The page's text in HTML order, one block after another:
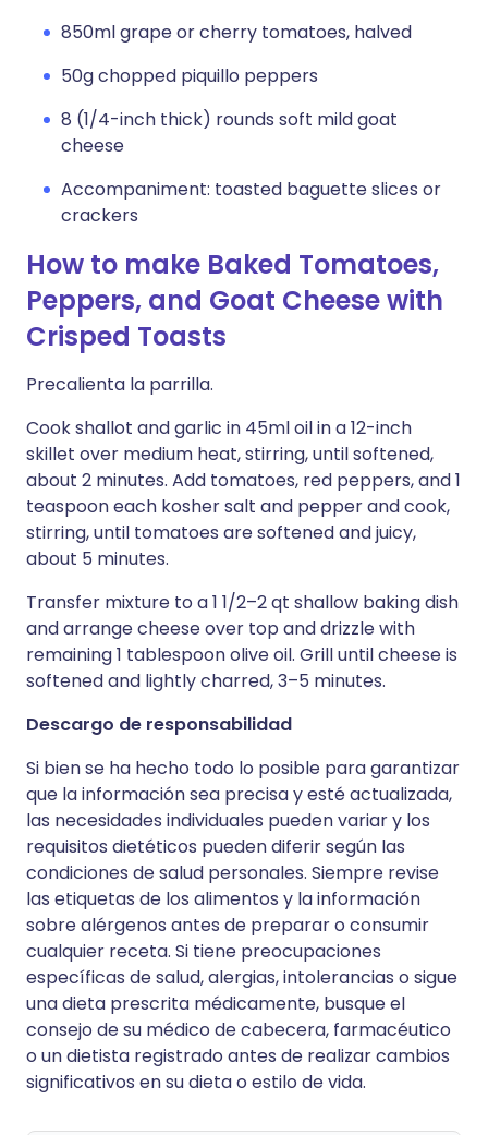
850ml grape or cherry tomatoes, halved
50g chopped piquillo peppers
8 (1/4-inch thick) rounds soft mild goat
cheese
Accompaniment: toasted baguette slices or
crackers
How to make Baked Tomatoes,
Peppers, and Goat Cheese with
Crisped Toasts
Precalienta la parrilla.
Cook shallot and garlic in 45ml oil in a 12-inch
skillet over medium heat, stirring, until softened,
about 2 minutes. Add tomatoes, red peppers, and 1
teaspoon each kosher salt and pepper and cook,
stirring, until tomatoes are softened and juicy,
about 5 minutes.
Transfer mixture to a 1 1/2–2 qt shallow baking dish
and arrange cheese over top and drizzle with
remaining 1 tablespoon olive oil. Grill until cheese is
softened and lightly charred, 3–5 minutes.
Descargo de responsabilidad
Si bien se ha hecho todo lo posible para garantizar
que la información sea precisa y esté actualizada,
las necesidades individuales pueden variar y los
requisitos dietéticos pueden diferir según las
condiciones de salud personales. Siempre revise
las etiquetas de los alimentos y la información
sobre alérgenos antes de preparar o consumir
cualquier receta. Si tiene preocupaciones
específicas de salud, alergias, intolerancias o sigue
una dieta prescrita médicamente, busque el
consejo de su médico de cabecera, farmacéutico
o un dietista registrado antes de realizar cambios
significativos en su dieta o estilo de vida.